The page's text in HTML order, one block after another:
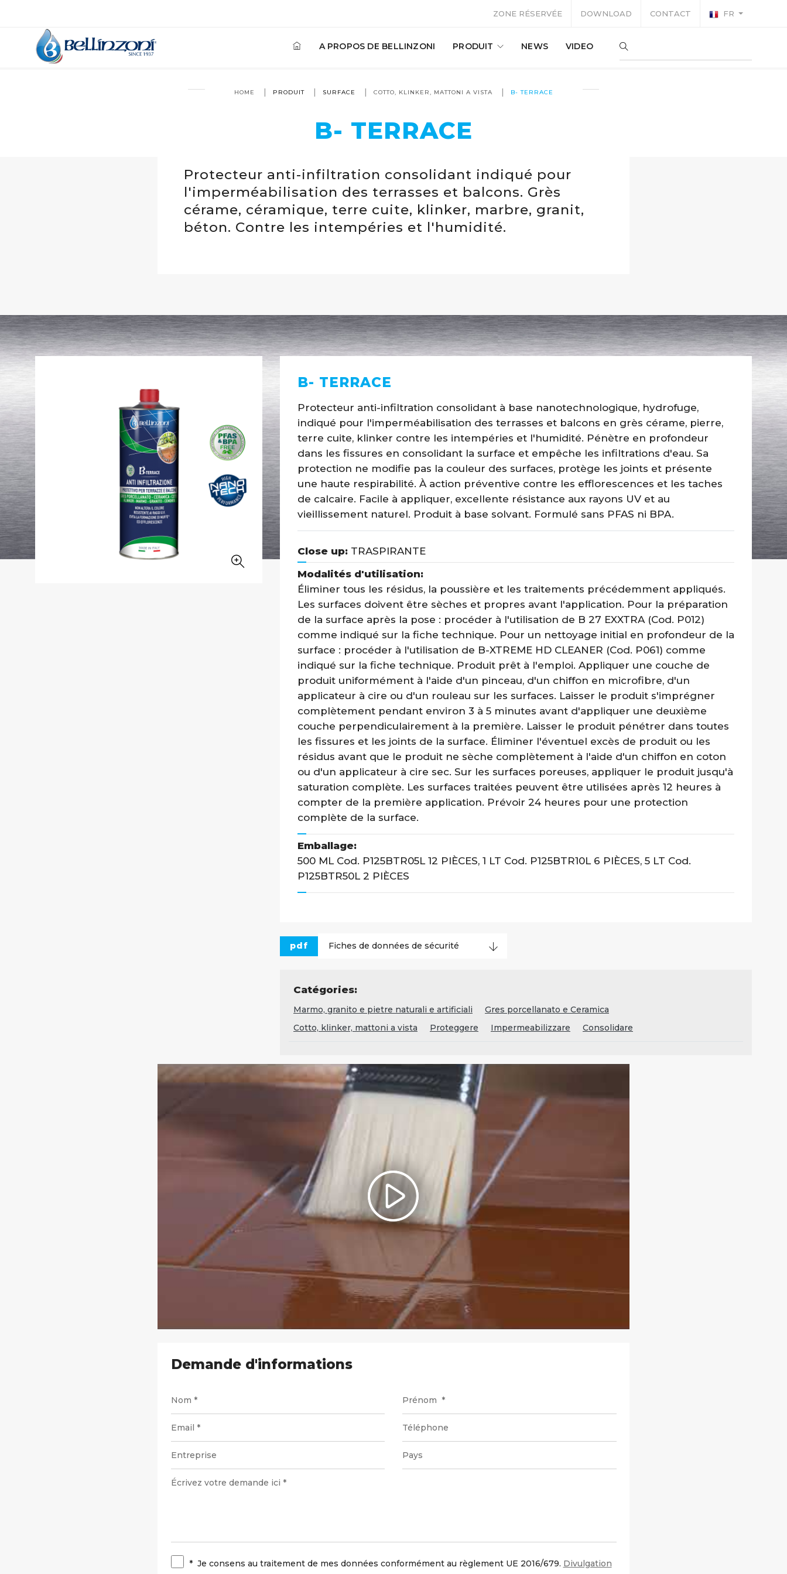
ZONE RÉSERVÉE DOWNLOAD CONTACT FR
A PROPOS DE BELLINZONI PRODUIT NEWS VIDEO
HOME PRODUIT SURFACE COTTO, KLINKER, MATTONI A VISTA B- TERRACE
B- TERRACE
Protecteur anti-infiltration consolidant indiqué pour
l'imperméabilisation des terrasses et balcons. Grès
cérame, céramique, terre cuite, klinker, marbre, granit,
béton. Contre les intempéries et l'humidité.
B- TERRACE
Protecteur anti-infiltration consolidant à base nanotechnologique, hydrofuge,
indiqué pour l'imperméabilisation des terrasses et balcons en grès cérame, pierre,
terre cuite, klinker contre les intempéries et l'humidité. Pénètre en profondeur
dans les fissures en consolidant la surface et empêche les infiltrations d'eau. Sa
protection ne modifie pas la couleur des surfaces, protège les joints et présente
une haute respirabilité. À action préventive contre les efflorescences et les taches
de calcaire. Facile à appliquer, excellente résistance aux rayons UV et au
vieillissement naturel. Produit à base solvant. Formulé sans PFAS ni BPA.
Close up: TRASPIRANTE
Modalités d'utilisation:
Éliminer tous les résidus, la poussière et les traitements précédemment appliqués.
Les surfaces doivent être sèches et propres avant l'application. Pour la préparation
de la surface après la pose : procéder à l'utilisation de B 27 EXXTRA (Cod. P012)
comme indiqué sur la fiche technique. Pour un nettoyage initial en profondeur de la
surface : procéder à l'utilisation de B-XTREME HD CLEANER (Cod. P061) comme
indiqué sur la fiche technique. Produit prêt à l'emploi. Appliquer une couche de
produit uniformément à l'aide d'un pinceau, d'un chiffon en microfibre, d'un
applicateur à cire ou d'un rouleau sur les surfaces. Laisser le produit s'imprégner
complètement pendant environ 3 à 5 minutes avant d'appliquer une deuxième
couche perpendiculairement à la première. Laisser le produit pénétrer dans toutes
les fissures et les joints de la surface. Éliminer l'éventuel excès de produit ou les
résidus avant que le produit ne sèche complètement à l'aide d'un chiffon en coton
ou d'un applicateur à cire sec. Sur les surfaces poreuses, appliquer le produit jusqu'à
saturation complète. Les surfaces traitées peuvent être utilisées après 12 heures à
compter de la première application. Prévoir 24 heures pour une protection
complète de la surface.
Emballage:
500 ML Cod. P125BTR05L 12 PIÈCES, 1 LT Cod. P125BTR10L 6 PIÈCES, 5 LT Cod.
P125BTR50L 2 PIÈCES
pdf Fiches de données de sécurité
Catégories:
Marmo, granito e pietre naturali e artificiali
Gres porcellanato e Ceramica
Cotto, klinker, mattoni a vista
Proteggere Impermeabilizzare Consolidare
Demande d'informations
* Je consens au traitement de mes données conformément au règlement UE 2016/679. Divulgation